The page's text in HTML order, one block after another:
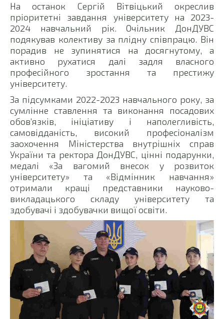
На останок Сергій Вітвіцький окреслив
пріоритетні завдання університету на 2023-
2024 навчальний рік. Очільник ДонДУВС
подякував колективу за плідну співпрацю. Він
порадив не зупинятися на досягнутому, а
активно рухатися далі задля власного
професійного зростання та престижу
університету.
За підсумками 2022-2023 навчального року, за
сумлінне ставлення та виконання посадових
обов’язків, ініціативу і наполегливість,
самовідданість, високий професіоналізм
заохочення Міністерства внутрішніх справ
України та ректора ДонДУВС, цінні подарунки,
медалі «За вагомий внесок у розвиток
університету» та «Відмінник навчання»
отримали кращі представники науково-
викладацького складу університету та
здобувачі і здобувачки вищої освіти.